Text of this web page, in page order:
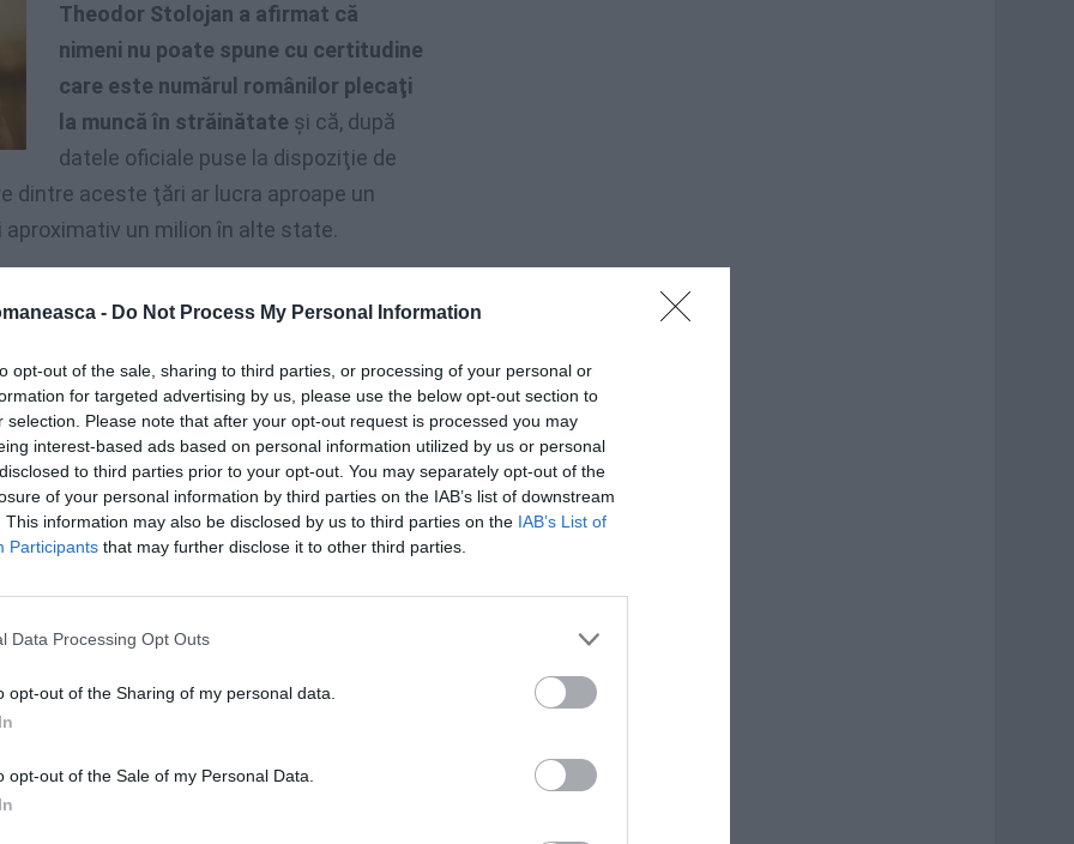
- Do Not Process My Personal Information
opt-out of the sale, sharing to third parties, or processing of your personal or
for targeted advertising by us, please use the below opt-out section to
selection. Please note that after your opt-out request is processed you may
interest-based ads based on personal information utilized by us or personal
to third parties prior to your opt-out. You may separately opt-out of the
of your personal information by third parties on the IAB’s list of downstream
This information may also be disclosed by us to third parties on the IAB’s List of
Participants that may further disclose it to other third parties.
Data Processing Opt Outs
opt-out of the Sharing of my personal data.
opt-out of the Sale of my Personal Data.
Theodor Stolojan a afirmat că
nimeni nu poate spune cu certitudine
care este numărul românilor plecaţi
la muncă în străinătate şi că, după
datele oficiale puse la dispoziţie de
dintre aceste ţări ar lucra aproape un
un milion în alte state.
oficiale făcute publice după cel mai
700.000 de români ar fi plecaţi din
În acest context, europarlamentarul PDL
demografici în România trebuie privite